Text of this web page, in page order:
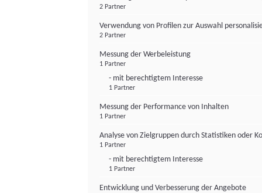
2 Partner
Verwendung von Profilen zur Auswahl
2 Partner
Messung der Werbeleistung
1 Partner
- mit berechtigtem Interesse
1 Partner
Messung der Performance von Inhalten
1 Partner
Analyse von Zielgruppen durch Statistiken oder
1 Partner
- mit berechtigtem Interesse
1 Partner
Entwicklung und Verbesserung der Angebote